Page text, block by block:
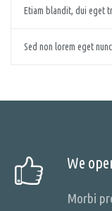
Etiam blandit, dui eget
Sed non lorem eget
We
Morbi